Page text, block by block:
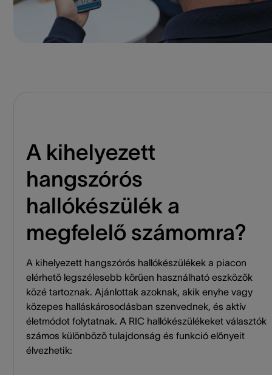
A kihelyezett
hangszórós
hallókészülék a
megfelelő számomra?
A kihelyezett hangszórós hallókészülékek a piacon
elérhető legszélesebb körűen használható eszközök
közé tartoznak. Ajánlottak azoknak, akik enyhe vagy
közepes halláskárosodásban szenvednek, és aktív
életmódot folytatnak. A RIC hallókészülékeket választók
számos különböző tulajdonság és funkció előnyeit
élvezhetik: